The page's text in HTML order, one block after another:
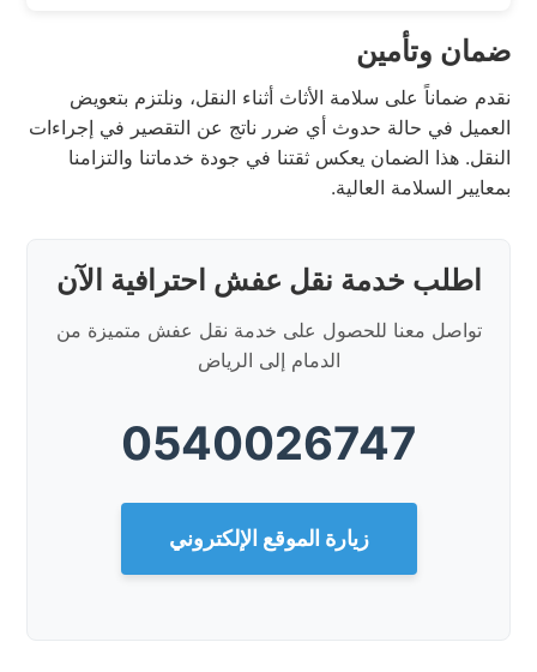
ضمان وتأمين
نقدم ضماناً على سلامة الأثاث أثناء النقل، ونلتزم بتعويض
العميل في حالة حدوث أي ضرر ناتج عن التقصير في إجراءات
النقل. هذا الضمان يعكس ثقتنا في جودة خدماتنا والتزامنا
بمعايير السلامة العالية.
اطلب خدمة نقل عفش احترافية الآن
تواصل معنا للحصول على خدمة نقل عفش متميزة من
الدمام إلى الرياض
0540026747
زيارة الموقع الإلكتروني